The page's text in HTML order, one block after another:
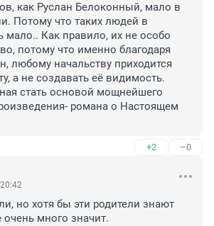
как Руслан Белоконный, мало в
Потому что таких людей в
мало.. Как правило, их не особо
потому что именно благодаря
любому начальству приходится
а не создавать её видимость.
стать основой мощнейшего
романа о Настоящем
+2 –0
но хотя бы эти родители знают
очень много значит.